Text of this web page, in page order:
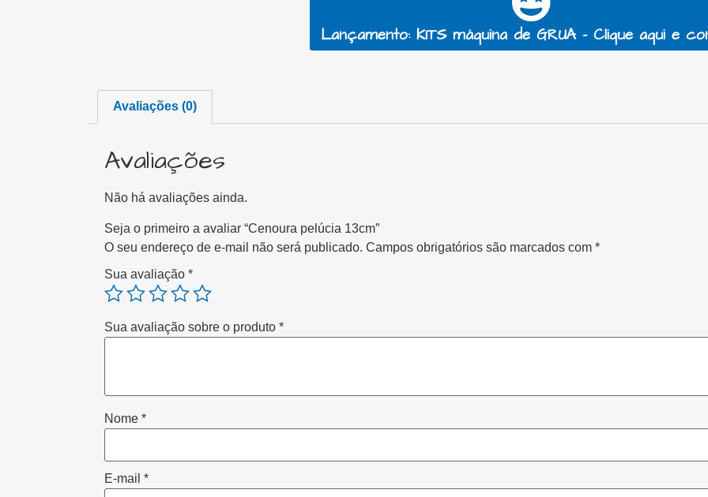
Lançamento: KITS máquina de GRUA - Clique aqui e
Avaliações (0)
Avaliações
Não há avaliações ainda.
Seja o primeiro a avaliar “Cenoura pelúcia 13cm”
O seu endereço de e-mail não será publicado. Campos obrigatórios são marcados com *
Sua avaliação *
Sua avaliação sobre o produto *
Nome *
E-mail *